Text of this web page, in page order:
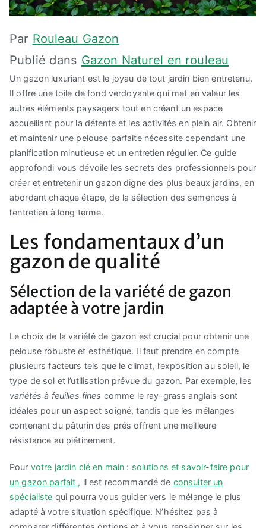
Par Rouleau Gazon
Publié dans Gazon Naturel en rouleau
Un gazon luxuriant est le joyau de tout jardin bien entretenu.
Il offre une toile de fond verdoyante qui met en valeur les
autres éléments paysagers tout en créant un espace
accueillant pour la détente et les activités en plein air. Obtenir
et maintenir une pelouse parfaite nécessite cependant une
planification minutieuse et un entretien régulier. Ce guide
approfondi vous dévoile les secrets des professionnels pour
créer et entretenir un gazon digne des plus beaux jardins, en
abordant chaque étape, de la sélection des semences à
l’entretien à long terme.
Les fondamentaux d’un
gazon de qualité
Sélection de la variété de gazon
adaptée à votre jardin
Le choix de la variété de gazon est crucial pour obtenir une
pelouse robuste et esthétique. Il faut prendre en compte
plusieurs facteurs tels que le climat, l’exposition au soleil, le
type de sol et l’utilisation prévue du gazon. Par exemple, les
variétés à feuilles fines comme le ray-grass anglais sont
idéales pour un aspect soigné, tandis que les mélanges
contenant du pâturin des prés offrent une meilleure
résistance au piétinement.
Pour votre jardin clé en main : solutions et savoir-faire pour
un gazon parfait , il est recommandé de consulter un
spécialiste qui pourra vous guider vers le mélange le plus
adapté à votre situation spécifique. N’hésitez pas à